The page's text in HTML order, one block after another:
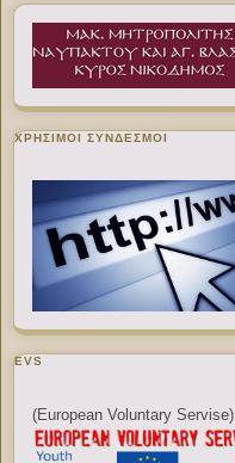
ΧΡΉΣΙΜΟΙ ΣΎΝΔΕΣΜΟΙ
EVS
(European Voluntary Servise)